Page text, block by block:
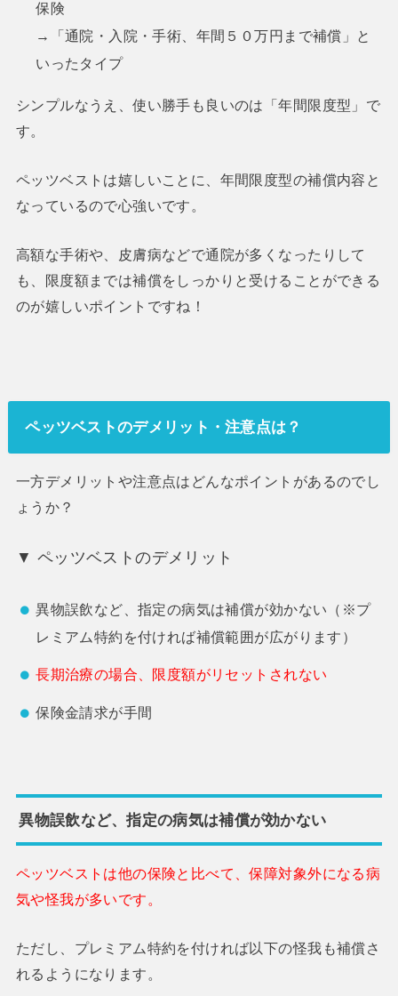
保険
→「通院・入院・手術、年間５０万円まで補償」と
いったタイプ
シンプルなうえ、使い勝手も良いのは「年間限度型」で
す。
ペッツベストは嬉しいことに、年間限度型の補償内容と
なっているので心強いです。
高額な手術や、皮膚病などで通院が多くなったりして
も、限度額までは補償をしっかりと受けることができる
のが嬉しいポイントですね！
ペッツベストのデメリット・注意点は？
一方デメリットや注意点はどんなポイントがあるのでし
ょうか？
▼ ペッツベストのデメリット
異物誤飲など、指定の病気は補償が効かない（※プ
レミアム特約を付ければ補償範囲が広がります）
長期治療の場合、限度額がリセットされない
保険金請求が手間
異物誤飲など、指定の病気は補償が効かない
ペッツベストは他の保険と比べて、保障対象外になる病
気や怪我が多いです。
ただし、プレミアム特約を付ければ以下の怪我も補償さ
れるようになります。